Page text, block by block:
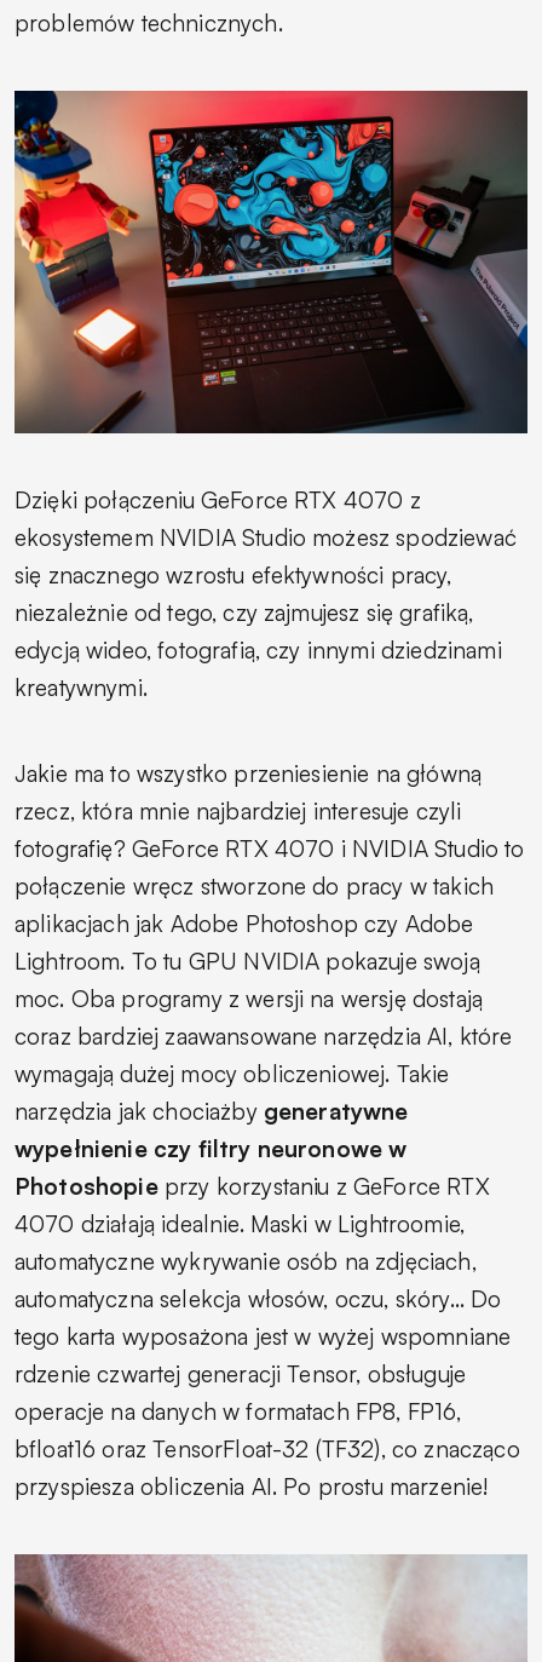
problemów technicznych.
Dzięki połączeniu GeForce RTX 4070 z
ekosystemem NVIDIA Studio możesz spodziewać
się znacznego wzrostu efektywności pracy,
niezależnie od tego, czy zajmujesz się grafiką,
edycją wideo, fotografią, czy innymi dziedzinami
kreatywnymi.
Jakie ma to wszystko przeniesienie na główną
rzecz, która mnie najbardziej interesuje czyli
fotografię? GeForce RTX 4070 i NVIDIA Studio to
połączenie wręcz stworzone do pracy w takich
aplikacjach jak Adobe Photoshop czy Adobe
Lightroom. To tu GPU NVIDIA pokazuje swoją
moc. Oba programy z wersji na wersję dostają
coraz bardziej zaawansowane narzędzia AI, które
wymagają dużej mocy obliczeniowej. Takie
narzędzia jak chociażby generatywne
wypełnienie czy filtry neuronowe w
Photoshopieprzy korzystaniu z GeForce RTX
4070 działają idealnie. Maski w Lightroomie,
automatyczne wykrywanie osób na zdjęciach,
automatyczna selekcja włosów, oczu, skóry… Do
tego karta wyposażona jest w wyżej wspomniane
rdzenie czwartej generacji Tensor, obsługuje
operacje na danych w formatach FP8, FP16,
bfloat16 oraz TensorFloat-32 (TF32), co znacząco
przyspiesza obliczenia AI. Po prostu marzenie!